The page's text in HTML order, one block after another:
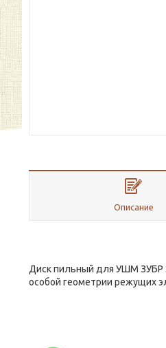
Описание
Диск пильный для УШМ ЗУБР
особой геометрии режущих